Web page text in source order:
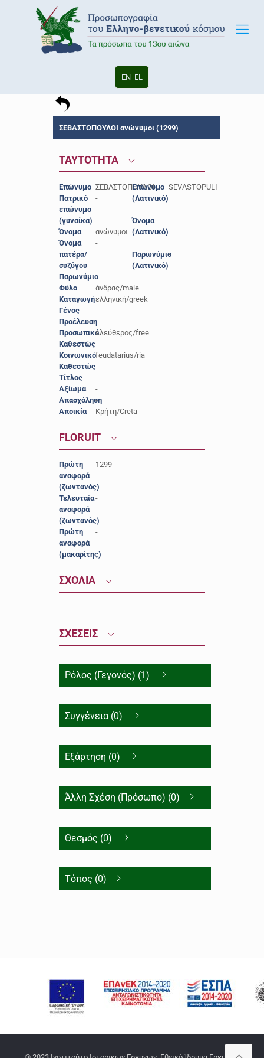
EN EL
ΣΕΒΑΣΤΟΠΟΥΛΟΙ ανώνυμοι (1299)
ΤΑΥΤΟΤΗΤΑ
Επώνυμο ΣΕΒΑΣΤΟΠΟΥΛΟΙ
Πατρικό
επώνυμο
(γυναίκα)
-
Όνομα
ανώνυμοι
Όνομα
πατέρα/
συζύγου
-
Παρωνύμιο
-
Φύλο
άνδρας/male
Καταγωγήελληνική/greek
Γένος
-
Προέλευση-
Προσωπικό
Καθεστώς
ελεύθερος/free
Κοινωνικό
Καθεστώς
feudatarius/ria
Τίτλος
-
Αξίωμα
-
Απασχόληση
-
Αποικία
Κρήτη/Creta
Επώνυμο
(Λατινικό)
SEVASTOPULI
Όνομα
(Λατινικό)
-
Παρωνύμιο
(Λατινικό)
-
FLORUIT
Πρώτη
αναφορά
(ζωντανός)
1299
Τελευταία
αναφορά
(ζωντανός)
-
Πρώτη
αναφορά
(μακαρίτης)
-
ΣΧΟΛΙΑ
-
ΣΧΕΣΕΙΣ
Ρόλος (Γεγονός) (1)
Συγγένεια (0)
Εξάρτηση (0)
Άλλη Σχέση (Πρόσωπο) (0)
Θεσμός (0)
Τόπος (0)